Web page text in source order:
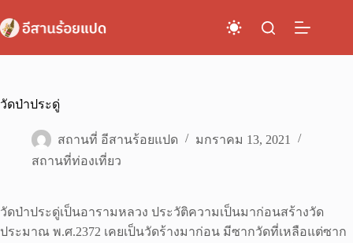
to
content
วัดป่าประดู่
สถานที่ อีสานร้อยแปด
มกราคม 13, 2021
สถานที่ท่องเที่ยว
วัดป่าประดู่เป็นอารามหลวง ประวัติความเป็นมาก่อนสร้างวัด
ประมาณ พ.ศ.2372 เคยเป็นวัดร้างมาก่อน มีซากวัดที่เหลือแต่ซาก